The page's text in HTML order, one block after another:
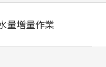
量増量作業